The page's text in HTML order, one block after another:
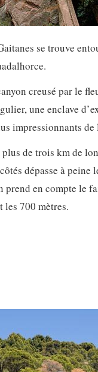
se trouve
creusé par le
une enclave
impressionnants
de trois km de
dépasse à peine
prend en compte le
les 700 mètres.